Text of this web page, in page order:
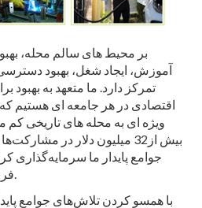
آموزش، ایجاد شغل، بهبود
تمرکز دارد. ما متعهد به
اقتصادی در هر جامعه ای هستیم
ویژه ای به محله های تاریخی کم
جوامع پایدار ما سرمایه‌گذاری
فراگیر و عادلانه حمایت می‌کند.